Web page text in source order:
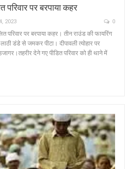
पर बरपाया कहर
2023 0
पर बरपाया कहर। तीन राउंड की फायरिंग
डंडे से जमकर पीटा। दीपावली त्योहार पर
देने गए पीडित परिवार को ही थाने में